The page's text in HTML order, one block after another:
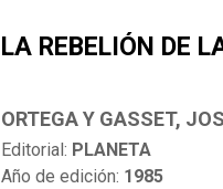
LA REBELIÓN DE
ORTEGA Y GASSET,
Editorial: PLANETA
Año de edición: 1985